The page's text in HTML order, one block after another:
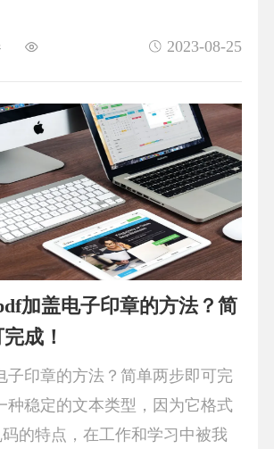
2023-08-25
加盖电子印章的方法？简
成！
子印章的方法？简单两步即可完
种稳定的文本类型，因为它格式
的特点，在工作和学习中被我